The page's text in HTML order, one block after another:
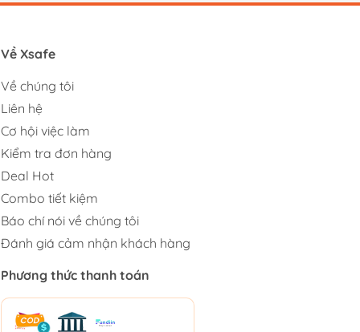
Về Xsafe
Về chúng tôi
Liên hệ
Cơ hội việc làm
Kiểm tra đơn hàng
Deal Hot
Combo tiết kiệm
Báo chí nói về chúng tôi
Đánh giá cảm nhận khách hàng
Phương thức thanh toán